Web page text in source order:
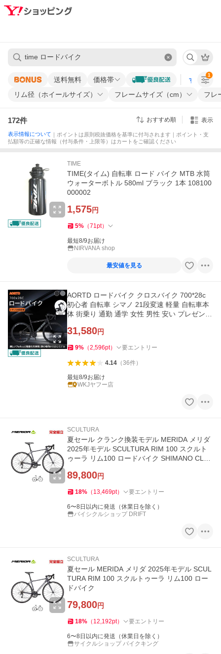
送料無料 価格帯 すべての条
リム径（ホイールサイズ） フレームサイズ（cm） フレ
1
172件 おすすめ順 表示
表示情報について ｜ポイントは原則税抜価格を基準に付与されます｜ポイント・支
払額等の正確な情報（付与条件・上限等）はカートをご確認ください
TIME
TIME(タイム) 自転車 ロード バイク MTB 水筒
ウォーターボトル 580ml ブラック 1本 108100
000002
1,575円
5% （71pt）
最短8/9お届け
NIRVANA shop
最安値を見る
AORTD ロードバイク クロスバイク 700*28c
初心者 自転車 シマノ 21段変速 軽量 自転車本
体 街乗り 通勤 通学 女性 男性 安い プレゼント
31,580円
9% （2,596pt） 要エントリー
4.14（36件）
最短8/9お届け
WKJヤフー店
SCULTURA
夏セール クランク換装モデル MERIDA メリダ
2025年モデル SCULTURA RIM 100 スクルト
ゥーラ リム100 ロードバイク SHIMANO CLAR
89,800円
18% （ 13,469pt） 要エントリー
6〜8日以内に発送（休業日を除く）
バイシクルショップ DRIFT
SCULTURA
夏セール MERIDA メリダ 2025年モデル SCUL
TURA RIM 100 スクルトゥーラ リム100 ロー
ドバイク
79,800円
18% （ 12,192pt） 要エントリー
6〜8日以内に発送（休業日を除く）
サイクルショップ バイクキング